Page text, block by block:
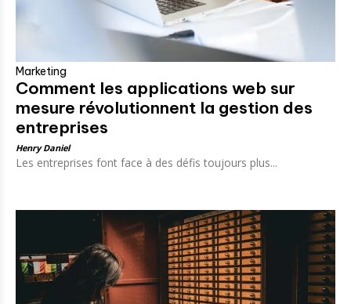
Marketing
Comment les applications web sur
mesure révolutionnent la gestion des
entreprises
Henry Daniel
Les entreprises font face à des défis toujours plus...